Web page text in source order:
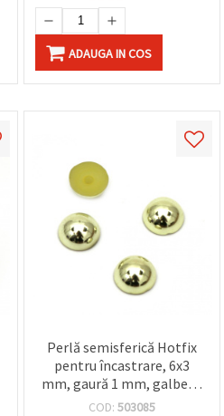
ADAUGA IN COS
Perlă semisferică Hotfix
pentru încastrare, 6x3
mm, gaură 1 mm, galben-
verde metalizată, pentru
COD: 503085